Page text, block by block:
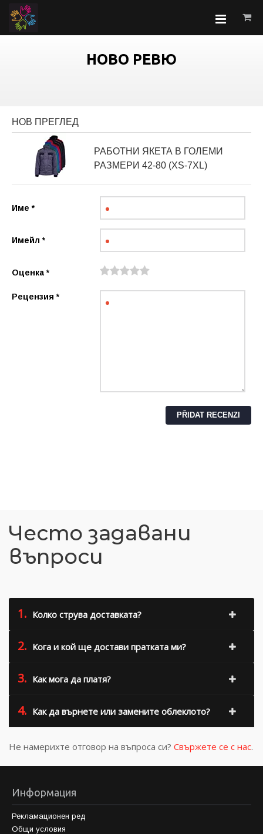
НОВО РЕВЮ
НОВ ПРЕГЛЕД
РАБОТНИ ЯКЕТА В ГОЛЕМИ
РАЗМЕРИ 42-80 (XS-7XL)
Име *
Имейл *
Оценка *
Рецензия *
Често задавани
въпроси
1. Колко струва доставката?
2. Кога и кой ще достави пратката ми?
3. Как мога да платя?
4. Как да върнете или замените облеклото?
Не намерихте отговор на въпроса си? Свържете се с нас.
Информация
Рекламационен ред
Общи условия